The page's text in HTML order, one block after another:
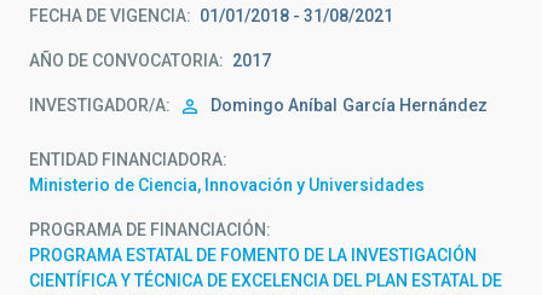
FECHA DE VIGENCIA 01/01/2018 - 31/08/2021
AÑO DE CONVOCATORIA 2017
INVESTIGADOR/A Domingo Aníbal García Hernández
ENTIDAD FINANCIADORA
Ministerio de Ciencia, Innovación y Universidades
PROGRAMA DE FINANCIACIÓN
PROGRAMA ESTATAL DE FOMENTO DE LA INVESTIGACIÓN
CIENTÍFICA Y TÉCNICA DE EXCELENCIA DEL PLAN ESTATAL DE